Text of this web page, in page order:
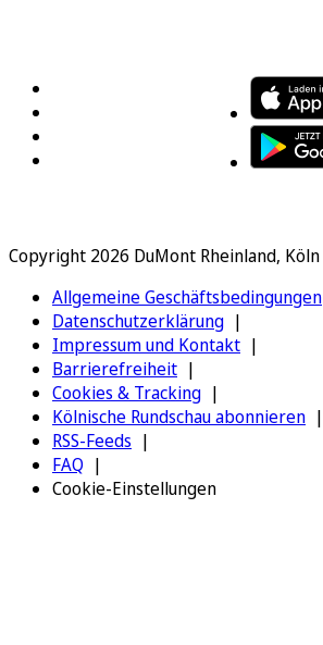
Copyright 2026 DuMont Rheinland, Köln
Allgemeine Geschäftsbedingungen
Datenschutzerklärung
Impressum und Kontakt
Barrierefreiheit
Cookies & Tracking
Kölnische Rundschau abonnieren
RSS-Feeds
FAQ
Cookie-Einstellungen